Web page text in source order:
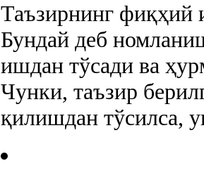
Таъзирнинг фиқҳий
Бундай деб
ишдан тўсади ва
Чунки, таъзир
қилишдан тўсилса,